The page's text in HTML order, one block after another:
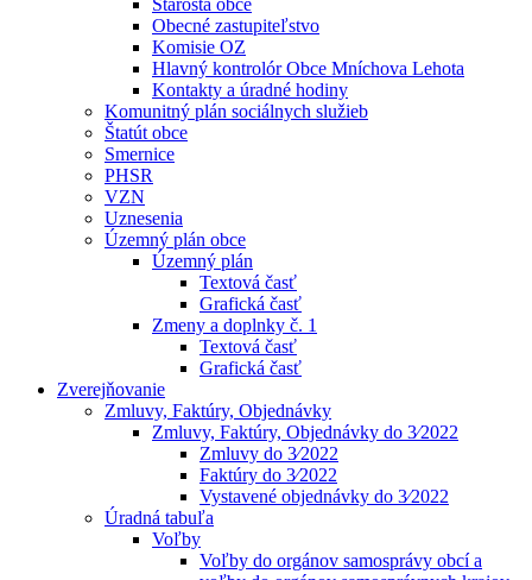
Starosta obce
Obecné zastupiteľstvo
Komisie OZ
Hlavný kontrolór Obce Mníchova Lehota
Kontakty a úradné hodiny
Komunitný plán sociálnych služieb
Štatút obce
Smernice
PHSR
VZN
Uznesenia
Územný plán obce
Územný plán
Textová časť
Grafická časť
Zmeny a doplnky č. 1
Textová časť
Grafická časť
Zverejňovanie
Zmluvy, Faktúry, Objednávky
Zmluvy, Faktúry, Objednávky do 3⁄2022
Zmluvy do 3⁄2022
Faktúry do 3⁄2022
Vystavené objednávky do 3⁄2022
Úradná tabuľa
Voľby
Voľby do orgánov samosprávy obcí a